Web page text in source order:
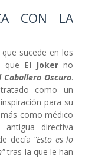
CON LA
sucede en los
que El Joker no
Caballero Oscuro.
como un
para su
como médico
antigua directiva
decía "Esto es lo
tras la que le han